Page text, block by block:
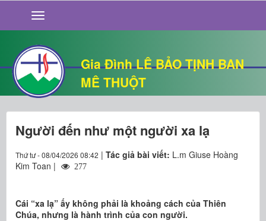
Gia Đình LÊ BẢO TỊNH BAN
MÊ THUỘT
GIỚI THIỆU
TIN TỨC
SỐNG ĐẠO
CHUYỆN NHÀ
QUÁN VĂN
THƯ GIÃN
Người đến như một người xa lạ
Thứ tư - 08/04/2026 08:42 | Tác giả bài viết: L.m Giuse Hoàng
Kim Toan |
277
Cái “xa lạ” ấy không phải là khoảng cách của Thiên
Chúa, nhưng là hành trình của con người.